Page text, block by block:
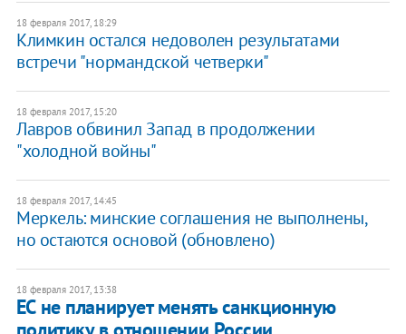
18 февраля 2017, 18:29
Климкин остался недоволен результатами
встречи "нормандской четверки"
18 февраля 2017, 15:20
Лавров обвинил Запад в продолжении
"холодной войны"
18 февраля 2017, 14:45
Меркель: минские соглашения не выполнены,
но остаются основой (обновлено)
18 февраля 2017, 13:38
ЕС не планирует менять санкционную